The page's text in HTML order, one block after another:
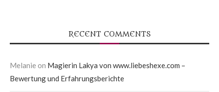
RECENT COMMENTS
Melanie on Magierin Lakya von www.liebeshexe.com –
Bewertung und Erfahrungsberichte